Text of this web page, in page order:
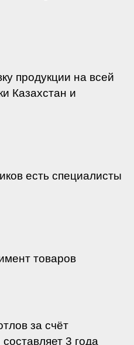
продукции на всей
Казахстан и
есть специалисты
товаров
за счёт
3 года